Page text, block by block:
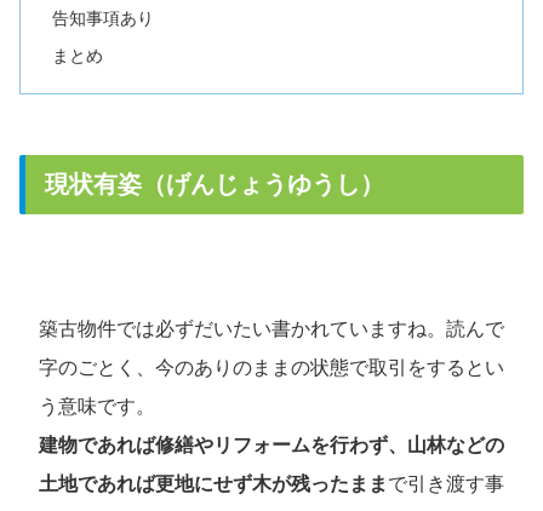
告知事項あり
まとめ
現状有姿（げんじょうゆうし）
築古物件では必ずだいたい書かれていますね。読んで
字のごとく、今のありのままの状態で取引をするとい
う意味です。
建物であれば修繕やリフォームを行わず、山林などの
土地であれば更地にせず木が残ったまま で引き渡す事